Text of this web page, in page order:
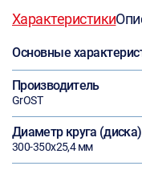
Характеристики
Основные
Производитель
GrOST
Диаметр круга (диска)
300-350х25,4 мм